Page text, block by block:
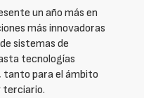
un año más en
más innovadoras
sistemas de
tecnologías
para el ámbito
terciario.